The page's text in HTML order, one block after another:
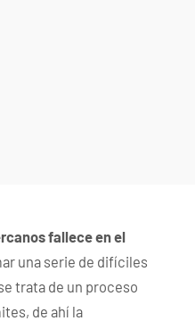
fallece en el
una serie de difíciles
trata de un proceso
de ahí la